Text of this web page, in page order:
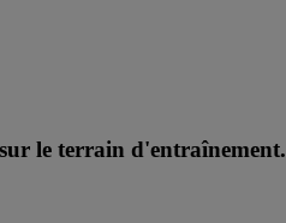
le terrain d'entraînement.